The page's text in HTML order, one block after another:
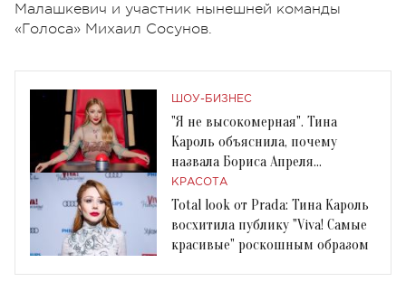
Малашкевич и участник нынешней команды
«Голоса» Михаил Сосунов.
ШОУ-БИЗНЕС
"Я не высокомерная". Тина
Кароль объяснила, почему
назвала Бориса Апреля
"фастфудом"
КРАСОТА
Total look от Prada: Тина Кароль
восхитила публику "Viva! Самые
красивые" роскошным образом